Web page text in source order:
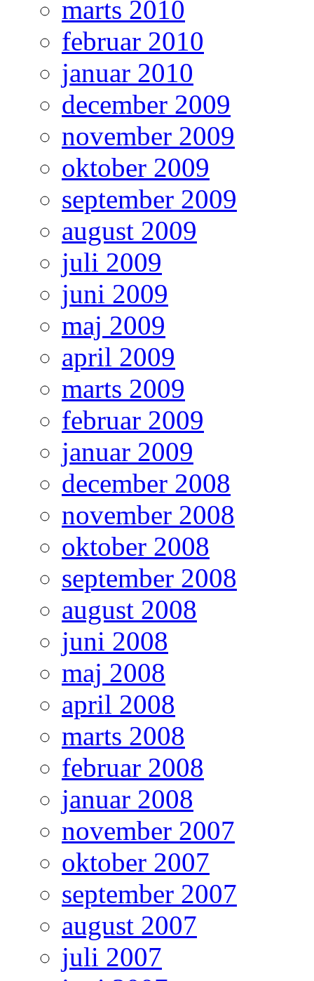
marts 2010
februar 2010
januar 2010
december 2009
november 2009
oktober 2009
september 2009
august 2009
juli 2009
juni 2009
maj 2009
april 2009
marts 2009
februar 2009
januar 2009
december 2008
november 2008
oktober 2008
september 2008
august 2008
juni 2008
maj 2008
april 2008
marts 2008
februar 2008
januar 2008
november 2007
oktober 2007
september 2007
august 2007
juli 2007